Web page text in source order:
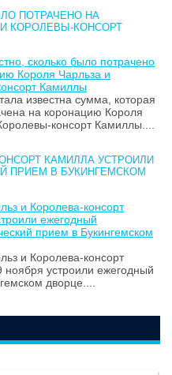
ПОТРАЧЕНО НА
КОРОЛЕВЫ-КОНСОРТ
сколько было потрачено
Короля Чарльза и
Камиллы
известна сумма, которая
на коронацию Короля
консорт Камиллы....
КАМИЛЛА УСТРОИЛИ
ПРИЕМ В БУКИНГЕМСКОМ
и Королева-консорт
ежегодный
прием в Букингемском
и Королева-консорт
ноября устроили ежегодный
дворце....